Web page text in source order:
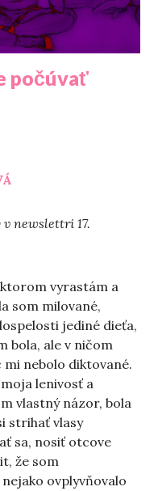
počúvať
newslettri 17.
ktorom vyrastám a
som milované,
jediné dieťa,
bola, ale v ničom
nebolo diktované.
lenivosť a
vlastný názor, bola
strihať vlasy
sa, nosiť otcove
že som
ovplyvňovalo